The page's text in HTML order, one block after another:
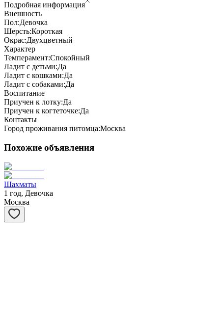
Подробная информация
Внешность
Пол:Девочка
Шерсть:Короткая
Окрас:Двухцветный
Характер
Темперамент:Спокойный
Ладит с детьми:Да
Ладит с кошками:Да
Ладит с собаками:Да
Воспитание
Приучен к лотку:Да
Приучен к когтеточке:Да
Контакты
Город проживания питомца:Москва
Похожие объявления
Шахматы
1 год, Девочка
Москва